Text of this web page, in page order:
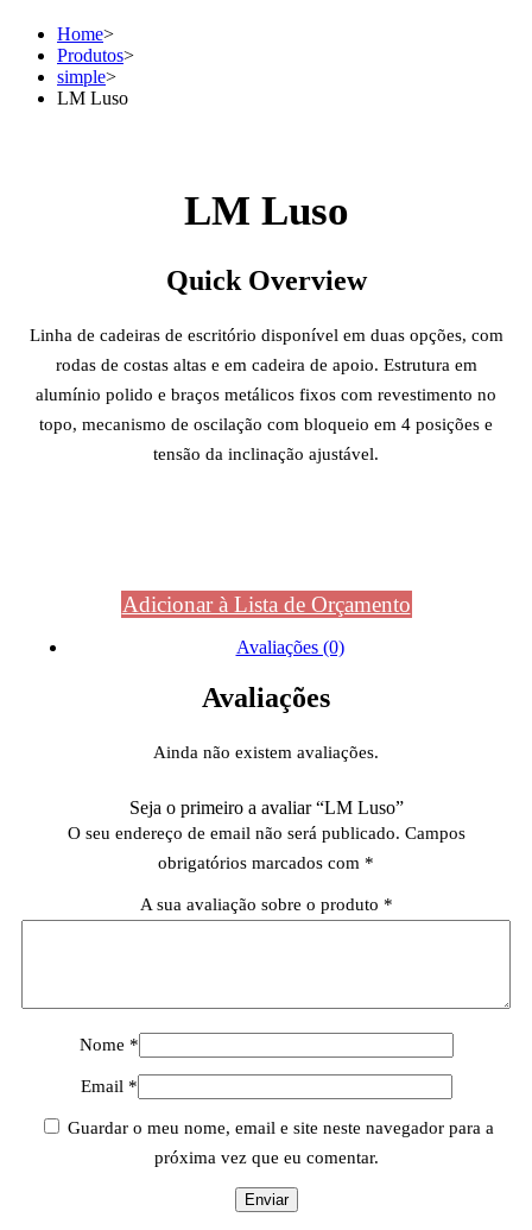
Home>
Produtos>
simple>
LM Luso
LM Luso
Quick Overview
Linha de cadeiras de escritório disponível em duas opções, com
rodas de costas altas e em cadeira de apoio. Estrutura em
alumínio polido e braços metálicos fixos com revestimento no
topo, mecanismo de oscilação com bloqueio em 4 posições e
tensão da inclinação ajustável.
Adicionar à Lista de Orçamento
Avaliações (0)
Avaliações
Ainda não existem avaliações.
Seja o primeiro a avaliar “LM Luso”
O seu endereço de email não será publicado. Campos
obrigatórios marcados com *
A sua avaliação sobre o produto *
Nome *
Email *
Guardar o meu nome, email e site neste navegador para a
próxima vez que eu comentar.